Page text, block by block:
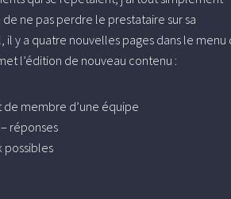
de ne pas perdre le prestataire sur sa
il y a quatre nouvelles pages dans le menu
l’édition de nouveau contenu :
de membre d’une équipe
– réponses
possibles